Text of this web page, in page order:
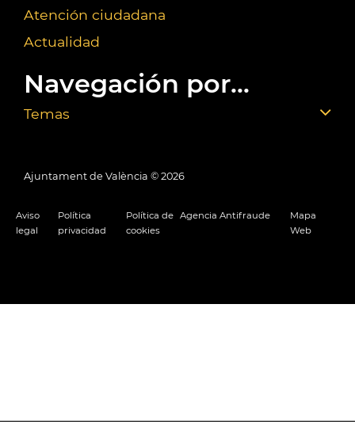
Atención ciudadana
Actualidad
Navegación por...
Temas
Ajuntament de València © 2026
Aviso
legal
Política
privacidad
Política de
cookies
Agencia Antifraude
Mapa
Web